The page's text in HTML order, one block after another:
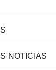
NOTICIAS